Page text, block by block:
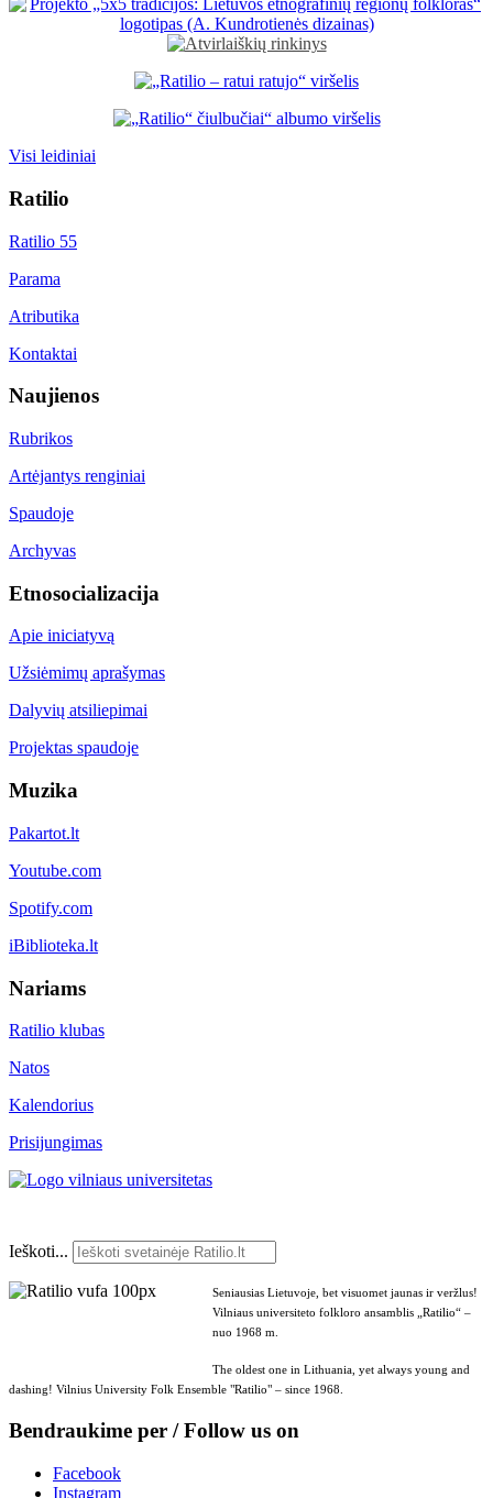
Visi leidiniai
Ratilio
Ratilio 55
Parama
Atributika
Kontaktai
Naujienos
Rubrikos
Artėjantys renginiai
Spaudoje
Archyvas
Etnosocializacija
Apie iniciatyvą
Užsiėmimų aprašymas
Dalyvių atsiliepimai
Projektas spaudoje
Muzika
Pakartot.lt
Youtube.com
Spotify.com
iBiblioteka.lt
Nariams
Ratilio klubas
Natos
Kalendorius
Prisijungimas
Ieškoti...
Seniausias Lietuvoje, bet visuomet jaunas ir veržlus!
Vilniaus universiteto folkloro ansamblis „Ratilio“ –
nuo 1968 m.
The oldest one in Lithuania, yet always young and
dashing! Vilnius University Folk Ensemble "Ratilio" – since 1968.
Bendraukime per / Follow us on
Facebook
Instagram